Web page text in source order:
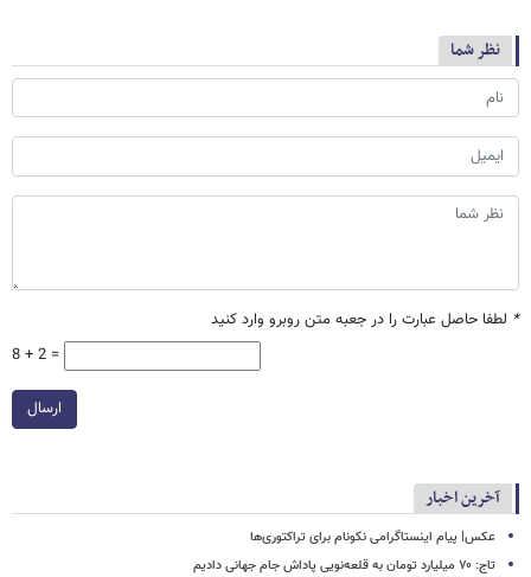
نظر شما
* لطفا حاصل عبارت را در جعبه متن روبرو وارد کنید
8 + 2 =
ارسال
آخرین اخبار
عکس| پیام اینستاگرامی نکونام برای تراکتوری‌ها
تاج: ۷۰ میلیارد تومان به قلعه‌نویی پاداش جام جهانی دادیم